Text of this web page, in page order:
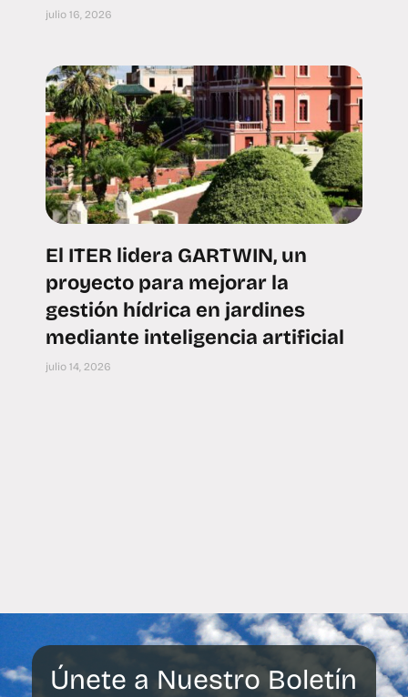
julio 16, 2026
El ITER lidera GARTWIN, un
proyecto para mejorar la
gestión hídrica en jardines
mediante inteligencia artificial
julio 14, 2026
Únete a Nuestro Boletín